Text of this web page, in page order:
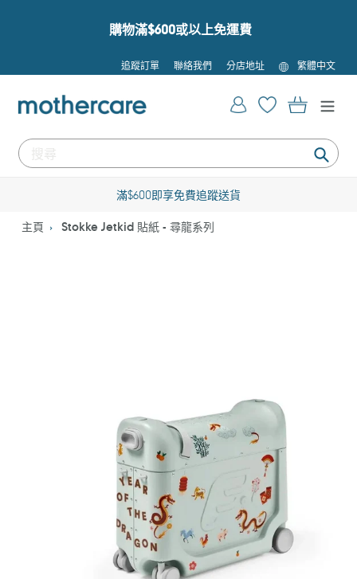
購物滿$600或以上免運費
追蹤訂單 聯絡我們 分店地址
語
言
繁體中文
提
登入 購物車
滿$600即享免費追蹤送貨
主頁 Stokke Jetkid 貼紙 - 尋龍系列